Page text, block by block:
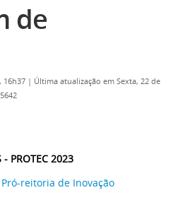
de
16h37 | Última atualização em Sexta, 22 de
- PROTEC 2023
reitoria de Inovação